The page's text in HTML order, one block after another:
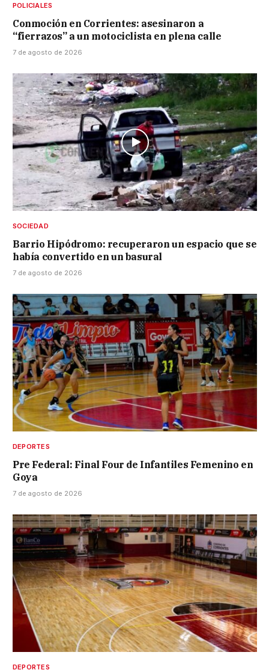
POLICIALES
Conmoción en Corrientes: asesinaron a
“fierrazos” a un motociclista en plena calle
7 de agosto de 2026
SOCIEDAD
Barrio Hipódromo: recuperaron un espacio que se
había convertido en un basural
7 de agosto de 2026
DEPORTES
Pre Federal: Final Four de Infantiles Femenino en
Goya
7 de agosto de 2026
DEPORTES